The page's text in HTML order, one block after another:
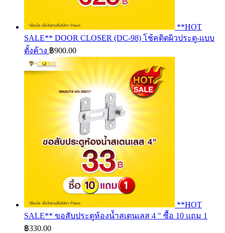
**HOT
SALE** DOOR CLOSER (DC-98) โช้คติดผิวประตู-แบบ
ตั้งค้าง ฿900.00
**HOT
SALE** ขอสับประตูห้องน้ำสเตนเลส 4 " ซื้อ 10 แถม 1
฿330.00